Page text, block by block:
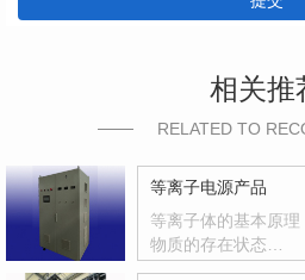
相关推
RELATED TO
等离子电源产品
等离子体的基本原
物质的存在状态…